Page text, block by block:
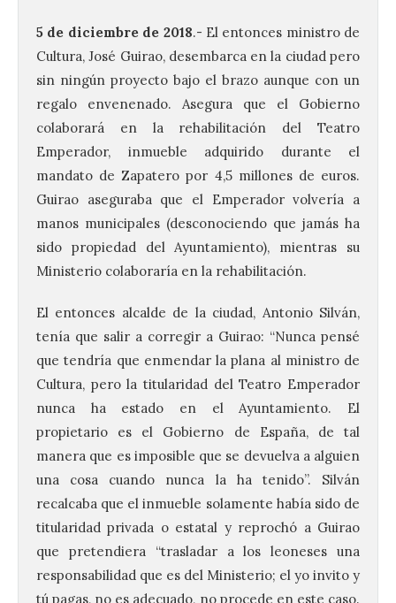
5 de diciembre de 2018.- El entonces ministro de
Cultura, José Guirao, desembarca en la ciudad pero
sin ningún proyecto bajo el brazo aunque con un
regalo envenenado. Asegura que el Gobierno
colaborará en la rehabilitación del Teatro
Emperador, inmueble adquirido durante el
mandato de Zapatero por 4,5 millones de euros.
Guirao aseguraba que el Emperador volvería a
manos municipales (desconociendo que jamás ha
sido propiedad del Ayuntamiento), mientras su
Ministerio colaboraría en la rehabilitación.
El entonces alcalde de la ciudad, Antonio Silván,
tenía que salir a corregir a Guirao: “Nunca pensé
que tendría que enmendar la plana al ministro de
Cultura, pero la titularidad del Teatro Emperador
nunca ha estado en el Ayuntamiento. El
propietario es el Gobierno de España, de tal
manera que es imposible que se devuelva a alguien
una cosa cuando nunca la ha tenido”. Silván
recalcaba que el inmueble solamente había sido de
titularidad privada o estatal y reprochó a Guirao
que pretendiera “trasladar a los leoneses una
responsabilidad que es del Ministerio; el yo invito y
tú pagas, no es adecuado, no procede en este caso.